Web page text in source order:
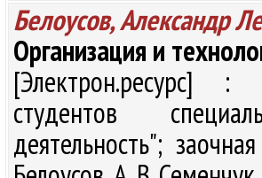
Белоусов, Александр
Организация и
[Электрон.ресурс] :
студентов
деятельность";